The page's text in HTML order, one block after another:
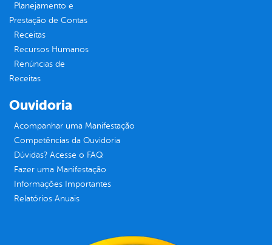
Planejamento e
Prestação de Contas
Receitas
Recursos Humanos
Renúncias de
Receitas
Ouvidoria
Acompanhar uma Manifestação
Competências da Ouvidoria
Dúvidas? Acesse o FAQ
Fazer uma Manifestação
Informações Importantes
Relatórios Anuais